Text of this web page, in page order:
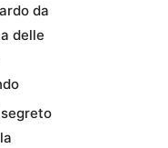
da
delle